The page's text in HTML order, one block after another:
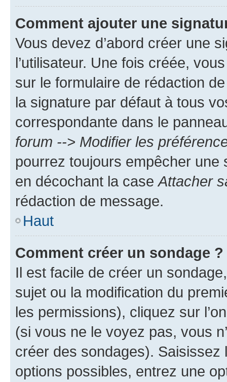
Comment ajouter une
Vous devez d’abord créer une
l’utilisateur. Une fois créée,
sur le formulaire de rédaction
la signature par défaut à tous
correspondante dans le
forum --> Modifier les
pourrez toujours empêcher une
en décochant la caseAttacher
rédaction de message.
Haut
Comment créer un sondage ?
Il est facile de créer un
sujet ou la modification du
les permissions), cliquez sur
(si vous ne le voyez pas, vous
créer des sondages).
options possibles, entrez une